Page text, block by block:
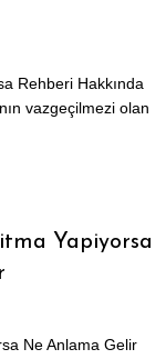
Rehberi Hakkında
vazgeçilmezi olan
Yapiyorsa
Ne Anlama Gelir